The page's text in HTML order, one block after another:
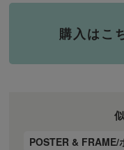
購入はこ
POSTER & FRAME/